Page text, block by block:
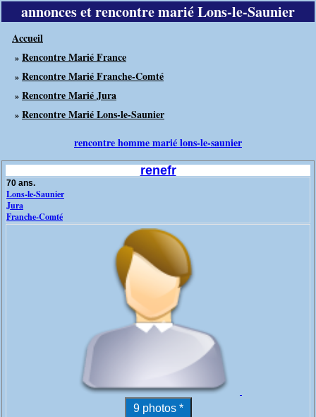
annonces et rencontre marié Lons-le-Saunier
Accueil
» Rencontre Marié France
» Rencontre Marié Franche-Comté
» Rencontre Marié Jura
» Rencontre Marié Lons-le-Saunier
rencontre homme marié lons-le-saunier
renefr
70 ans.
Lons-le-Saunier
Jura
Franche-Comté